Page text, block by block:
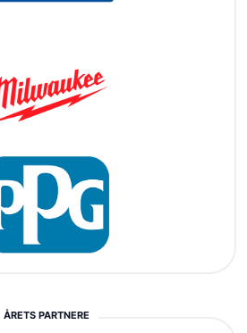
ÅRETS PARTNERE